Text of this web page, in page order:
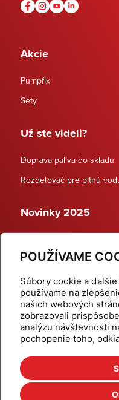
POUŽÍVAME
Súbory cookie a
používame na
našich webových
zobrazovali
analýzu návštevnosti
pochopenie toho,
Akcie
Pumpfix
Sety
Už ste videli?
Doprava paliva do skladu
Rozdeľovač pre pitnú
Novinky 2025
Dynamické termostatické
Domov
Aktuality
Kalkulačky
Na stiahnutie